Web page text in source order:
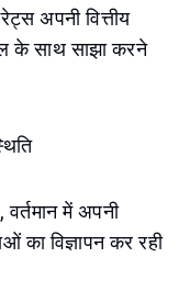
अपनी वित्तीय
के साथ साझा करने
वर्तमान में अपनी
का विज्ञापन कर रही